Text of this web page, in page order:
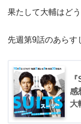
果たして大輔はど
先週第9話のあらす
感
大